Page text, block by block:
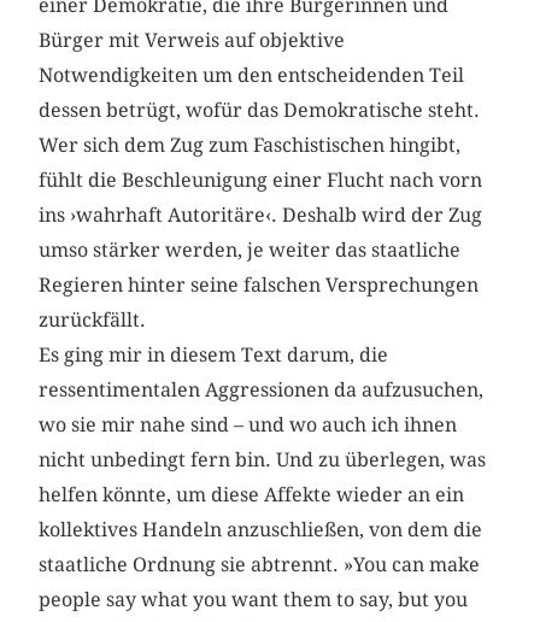
einer Demokratie, die ihre Bürgerinnen und
Bürger mit Verweis auf objektive
Notwendigkeiten um den entscheidenden Teil
dessen betrügt, wofür das Demokratische steht.
Wer sich dem Zug zum Faschistischen hingibt,
fühlt die Beschleunigung einer Flucht nach vorn
ins ›wahrhaft Autoritäre‹. Deshalb wird der Zug
umso stärker werden, je weiter das staatliche
Regieren hinter seine falschen Versprechungen
zurückfällt.
Es ging mir in diesem Text darum, die
ressentimentalen Aggressionen da aufzusuchen,
wo sie mir nahe sind – und wo auch ich ihnen
nicht unbedingt fern bin. Und zu überlegen, was
helfen könnte, um diese Affekte wieder an ein
kollektives Handeln anzuschließen, von dem die
staatliche Ordnung sie abtrennt. »You can make
people say what you want them to say, but you